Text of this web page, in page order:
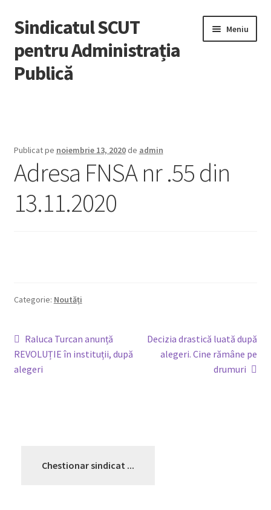
Sari
la
navigare
Sari
la
conținut
Sindicatul SCUT
pentru Administrația
Publică
Meniu
Adeziuni
Știri
Oferte membri
Publicat pe noiembrie 13, 2020 de admin
Adresa FNSA nr .55 din
13.11.2020
Categorie: Noutăți
Navigare
în
Articolul
anterior:
Raluca Turcan anunță
REVOLUȚIE în instituții, după
alegeri
Articolul
următor:
Decizia drastică luată după
alegeri. Cine rămâne pe
drumuri
Chestionar sindicat ...